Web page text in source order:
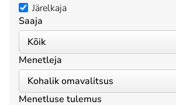
Järelkaja
Saaja
Menetleja
Menetluse tulemus